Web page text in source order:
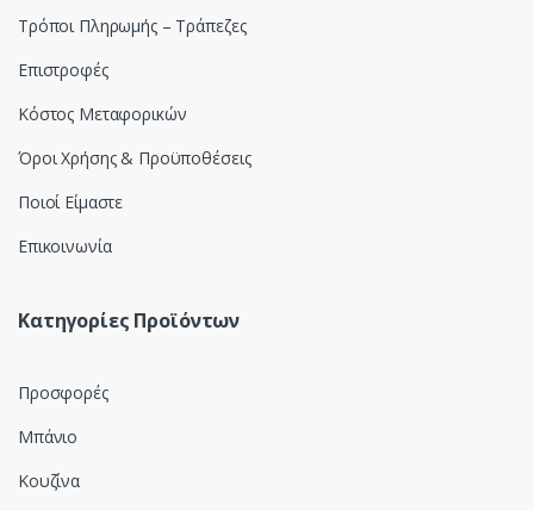
Τρόποι Πληρωμής – Τράπεζες
Επιστροφές
Κόστος Μεταφορικών
Όροι Χρήσης & Προϋποθέσεις
Ποιοί Είμαστε
Επικοινωνία
Κατηγορίες Προϊόντων
Προσφορές
Μπάνιο
Κουζίνα